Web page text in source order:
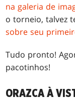
na galeria de
o torneio, talvez
sobre seu
Tudo pronto!
pacotinhos!
ORAZCA À